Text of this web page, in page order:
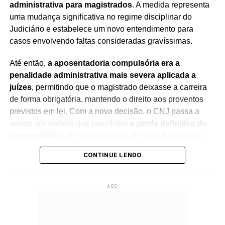
administrativa para magistrados. A medida representa
uma mudança significativa no regime disciplinar do
Judiciário e estabelece um novo entendimento para
casos envolvendo faltas consideradas gravíssimas.
Até então, a aposentadoria compulsória era a
penalidade administrativa mais severa aplicada a
juízes, permitindo que o magistrado deixasse a carreira
de forma obrigatória, mantendo o direito aos proventos
previstos em lei. Com a nova decisão, o CNJ passa a
adotar um modelo que possibilita
a perda definitiva do
observância das regras constitucionais.
CONTINUE LENDO
ADS